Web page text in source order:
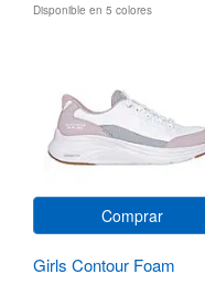
Disponible en 5 colores
Comprar
Girls Contour Foam